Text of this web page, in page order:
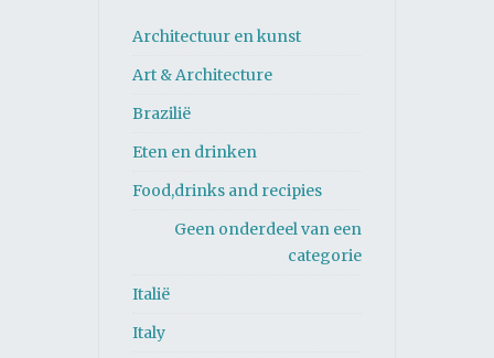
Architectuur en kunst
Art & Architecture
Brazilië
Eten en drinken
Food,drinks and recipies
Geen onderdeel van een
categorie
Italië
Italy